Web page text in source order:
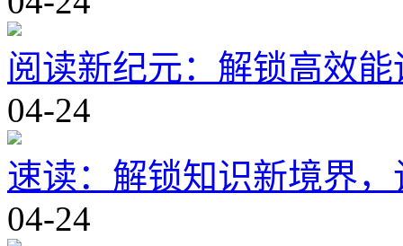
阅读新纪元：解锁高效
04-24
速读：解锁知识新境界
04-24